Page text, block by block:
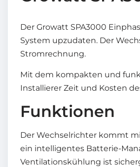
Der Growatt SPA3000
System upzudaten. Der
Stromrechnung.
Mit dem kompakten und
Installierer Zeit und Kosten
Funktionen
Der Wechselrichter kommt
ein intelligentes Batterie-
Ventilationskühlung ist